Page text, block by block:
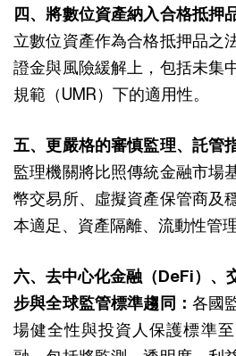
四、將數位資產納入合格抵押
立數位資產作為合格抵押品之
證金與風險緩解上，包括未集
規範（UMR）下的適用性。
五、更嚴格的審慎監理、託管
監理機關將比照傳統金融市場
幣交易所、虛擬資產保管商及
本適足、資產隔離、流動性管
六、去中心化金融（DeFi）、
步與全球監管標準趨同： 各國
場健全性與投資人保護標準